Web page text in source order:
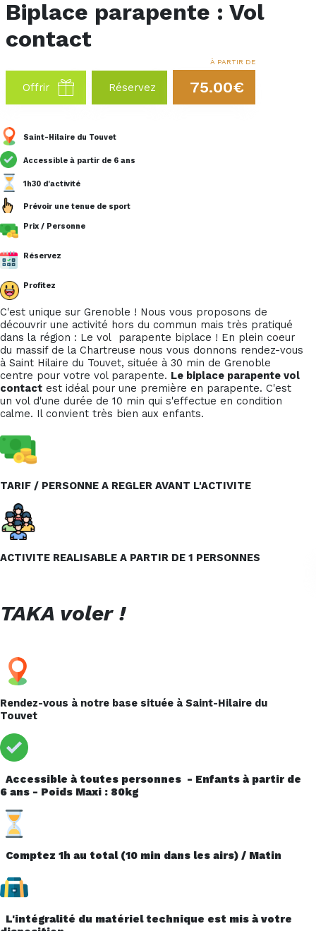
Biplace parapente : Vol
contact
Offrir Réservez
À PARTIR DE
75.00€
Saint-Hilaire du Touvet
Accessible à partir de 6 ans
1h30 d'activité
Prévoir une tenue de sport
Prix / Personne
Réservez
Profitez
C'est unique sur Grenoble ! Nous vous proposons de
découvrir une activité hors du commun mais très pratiqué
dans la région : Le vol parapente biplace ! En plein coeur
du massif de la Chartreuse nous vous donnons rendez-vous
à Saint Hilaire du Touvet, située à 30 min de Grenoble
centre pour votre vol parapente. Le biplace parapente vol
contact est idéal pour une première en parapente. C'est
un vol d'une durée de 10 min qui s'effectue en condition
calme. Il convient très bien aux enfants.
TARIF / PERSONNE A REGLER AVANT L'ACTIVITE
ACTIVITE REALISABLE A PARTIR DE 1 PERSONNES
TAKA voler !
Rendez-vous à notre base située à Saint-Hilaire du
Touvet
Accessible à toutes personnes - Enfants à partir de
6 ans - Poids Maxi : 80kg
Comptez 1h au total (10 min dans les airs) / Matin
L'intégralité du matériel technique est mis à votre